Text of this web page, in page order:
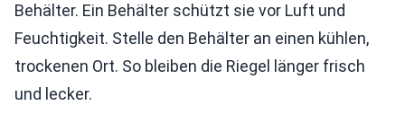
Behälter. Ein Behälter schützt sie vor Luft und
Feuchtigkeit. Stelle den Behälter an einen kühlen,
trockenen Ort. So bleiben die Riegel länger frisch
und lecker.